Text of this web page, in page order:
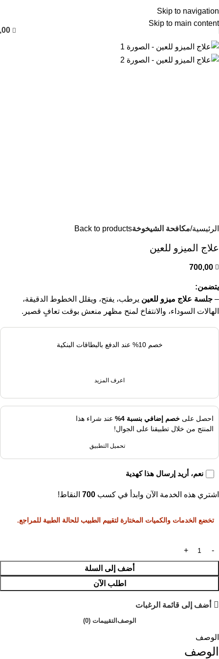
Skip to navigation
Skip to main content
العربية
الرئيسية مكافحة الشيخوخةBack to products
علاج الميزو للعين
700,00
يتضمن:
– جلسة علاج ميزو للعين يرطب، يفتح، ويقلل الخطوط الدقيقة،
الهالات السوداء، والانتفاخ لمنح مظهر منعش بوقت تعافٍ قصير.
خصم 10% عند الدفع بالبطاقات البنكية
اعرف المزيد
احصل على خصم إضافي بنسبة 4%
عند شراء هذا
المنتج من خلال تطبيقنا على الجوال!
تحميل التطبيق
نعم، أريد إرسال هذا كهدية
اشتري هذه الخدمة الآن وابدأ في كسب 700 النقاط!
أضف إلى السلة
اطلب الآن
تخضع الخدمات والكميات المختارة لتقييم الطبيب للحالة الطبية للمراجع.
أضف إلى قائمة الرغبات
الوصف التقييمات (0)
الوصف
الوصف